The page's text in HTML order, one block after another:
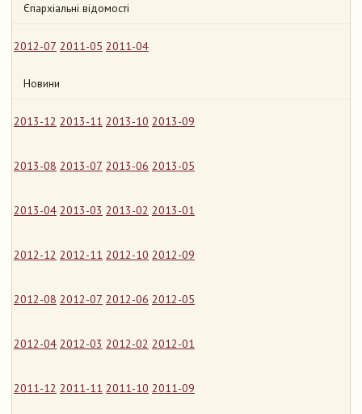
Єпархіальні відомості
2012-07 2011-05 2011-04
Новини
2013-12 2013-11 2013-10 2013-09
2013-08 2013-07 2013-06 2013-05
2013-04 2013-03 2013-02 2013-01
2012-12 2012-11 2012-10 2012-09
2012-08 2012-07 2012-06 2012-05
2012-04 2012-03 2012-02 2012-01
2011-12 2011-11 2011-10 2011-09